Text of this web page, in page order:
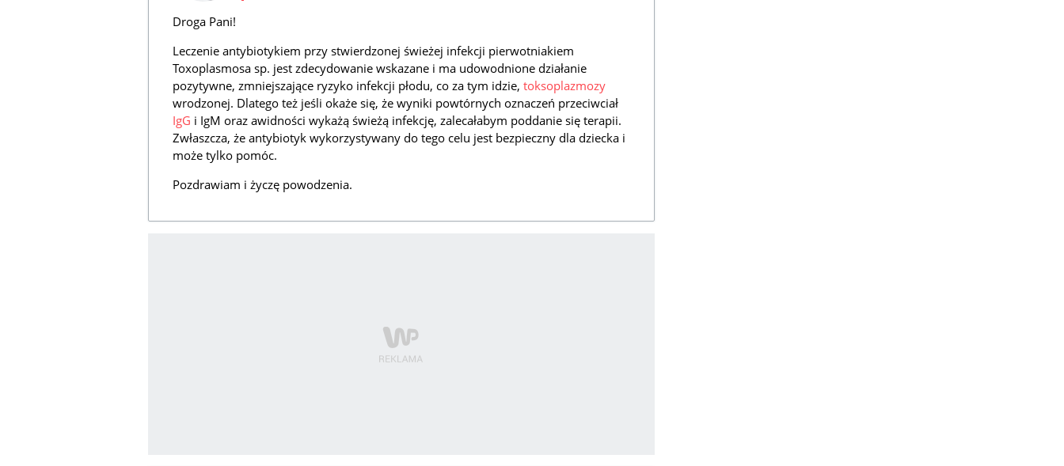
Droga Pani!
Leczenie antybiotykiem przy stwierdzonej świeżej infekcji pierwotniakiem
Toxoplasmosa sp. jest zdecydowanie wskazane i ma udowodnione działanie
pozytywne, zmniejszające ryzyko infekcji płodu, co za tym idzie, toksoplazmozy
wrodzonej. Dlatego też jeśli okaże się, że wyniki powtórnych oznaczeń przeciwciał
IgG i IgM oraz awidności wykażą świeżą infekcję, zalecałabym poddanie się terapii.
Zwłaszcza, że antybiotyk wykorzystywany do tego celu jest bezpieczny dla dziecka i
może tylko pomóc.
Pozdrawiam i życzę powodzenia.